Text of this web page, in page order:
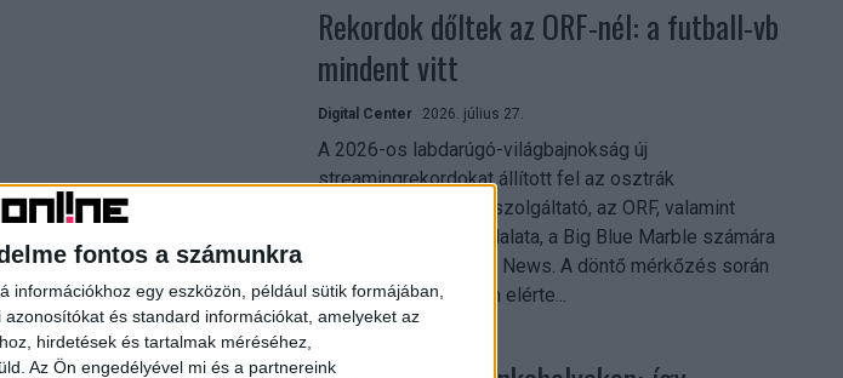
fontos a számunkra
információkhoz egy eszközön, például sütik formájában,
és standard információkat, amelyeket az
hirdetések és tartalmak méréséhez,
Az Ön engedélyével mi és a partnereink
Rekordok dőltek az ORF-nél: a futball-vb
mindent vitt
Digital Center 2026. július 27.
A 2026-os labdarúgó-világbajnokság új
streamingrekordokat állított fel az osztrák
közszolgálati műsorszolgáltató, az ORF, valamint
technológiai leányvállalata, a Big Blue Marble számára
– írja a Broadband TV News. A döntő mérkőzés során
az átlagos nézőszám elérte...